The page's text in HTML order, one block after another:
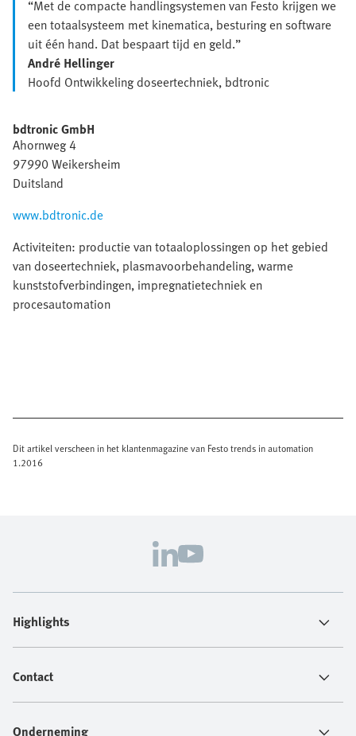
“Met de compacte handlingsystemen van Festo krijgen we
een totaalsysteem met kinematica, besturing en software
uit één hand. Dat bespaart tijd en geld.”
André Hellinger
Hoofd Ontwikkeling doseertechniek, bdtronic
bdtronic GmbH
Ahornweg 4
97990 Weikersheim
Duitsland
www.bdtronic.de
Activiteiten: productie van totaaloplossingen op het gebied
van doseertechniek, plasmavoorbehandeling, warme
kunststofverbindingen, impregnatietechniek en
procesautomation
Dit artikel verscheen in het klantenmagazine van Festo trends in automation
1.2016
Highlights
Contact
Onderneming